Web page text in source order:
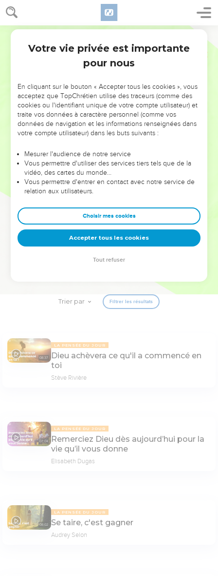
NE MANQUEZ PAS L’ÉVÉNEMENT
DE L’ANNÉE !
ET SI LEURS ERREURS POUVAIENT VOUS ÉVITER LES
VOTRES ?
leur foi ou leur vision. Mais on voit moins les doutes, les erreurs
et les saisons difficiles qu'ils ont traversés, alors même que ce
sont elles qui les ont façonnés.
Dans cette conférence, leaders, entrepreneurs, et responsables
clés pour avancer avec plus de sagesse afin que leurs erreurs
deviennent vos tremplins. Que vous guidiez un ministère, une
équipe, un groupe ou une famille, leur expérience est faite
pour vous.
Trier par Filtrer les résultats
08:37
LA PENSÉE DU JOUR
Dieu achèvera ce qu'il a commencé en
toi
Stève Rivière
07:04
LA PENSÉE DU JOUR
Remerciez Dieu dès aujourd’hui pour la
vie qu’il vous donne
Elisabeth Dugas
08:02
LA PENSÉE DU JOUR
Se taire, c'est gagner
Audrey Selon
Votre vie privée est importante
pour nous
En cliquant sur le bouton « Accepter tous les cookies », vous
acceptez que TopChrétien utilise des traceurs (comme des
cookies ou l'identifiant unique de votre compte utilisateur) et
traite vos données à caractère personnel (comme vos
données de navigation et les informations renseignées dans
votre compte utilisateur) dans les buts suivants :
Mesurer l'audience de notre service
Vous permettre d'utiliser des services tiers tels que de la
vidéo, des cartes du monde…
Vous permettre d'entrer en contact avec notre service de
relation aux utilisateurs.
Choisir mes cookies
Accepter tous les cookies
Tout refuser